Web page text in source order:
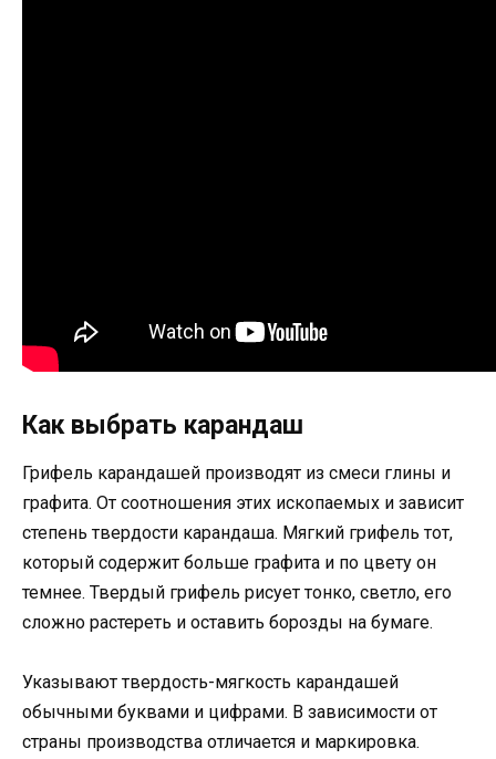
Как выбрать карандаш
Грифель карандашей производят из смеси глины и
графита. От соотношения этих ископаемых и зависит
степень твердости карандаша. Мягкий грифель тот,
который содержит больше графита и по цвету он
темнее. Твердый грифель рисует тонко, светло, его
сложно растереть и оставить борозды на бумаге.
Указывают твердость-мягкость карандашей
обычными буквами и цифрами. В зависимости от
страны производства отличается и маркировка.